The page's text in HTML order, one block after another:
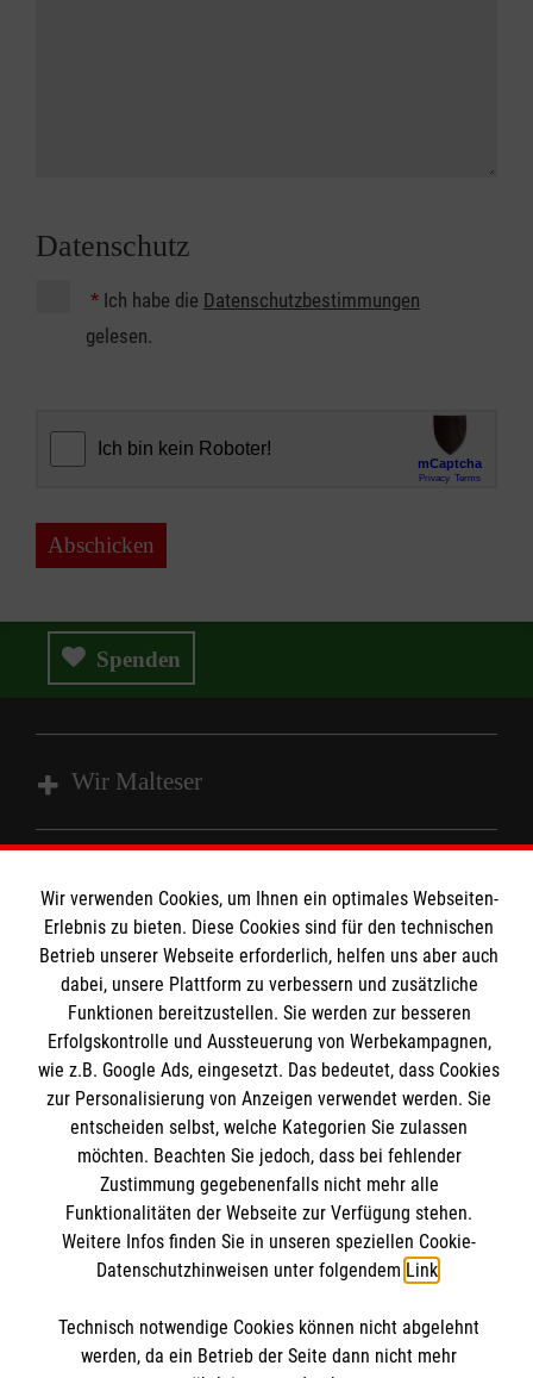
Datenschutz
* Ich habe die Datenschutzbestimmungen
gelesen.
Abschicken
Spenden
Wir Malteser
Spenden und Helfen
Angebote und Leistungen
Unsere Kurse
Mitarbeiten &Stellenangebote
Informationen
Informationen
Kontakt
Impressum
Datenschutz
Malteser online
Malteser online
Malteserorden
Malteser Jugend
Malteser International
Sharepoint
Spendenkonto
Spendenkonto
Empfänger: Malteser Hilfsdienst e.V.
Wir verwenden Cookies, um Ihnen ein optimales Webseiten-
Erlebnis zu bieten. Diese Cookies sind für den technischen
Betrieb unserer Webseite erforderlich, helfen uns aber auch
dabei, unsere Plattform zu verbessern und zusätzliche
Funktionen bereitzustellen. Sie werden zur besseren
Erfolgskontrolle und Aussteuerung von Werbekampagnen,
wie z.B. Google Ads, eingesetzt. Das bedeutet, dass Cookies
zur Personalisierung von Anzeigen verwendet werden. Sie
entscheiden selbst, welche Kategorien Sie zulassen
möchten. Beachten Sie jedoch, dass bei fehlender
Zustimmung gegebenenfalls nicht mehr alle
Funktionalitäten der Webseite zur Verfügung stehen.
Weitere Infos finden Sie in unseren speziellen Cookie-
Datenschutzhinweisen unter folgendem Link.
Technisch notwendige Cookies können nicht abgelehnt
werden, da ein Betrieb der Seite dann nicht mehr